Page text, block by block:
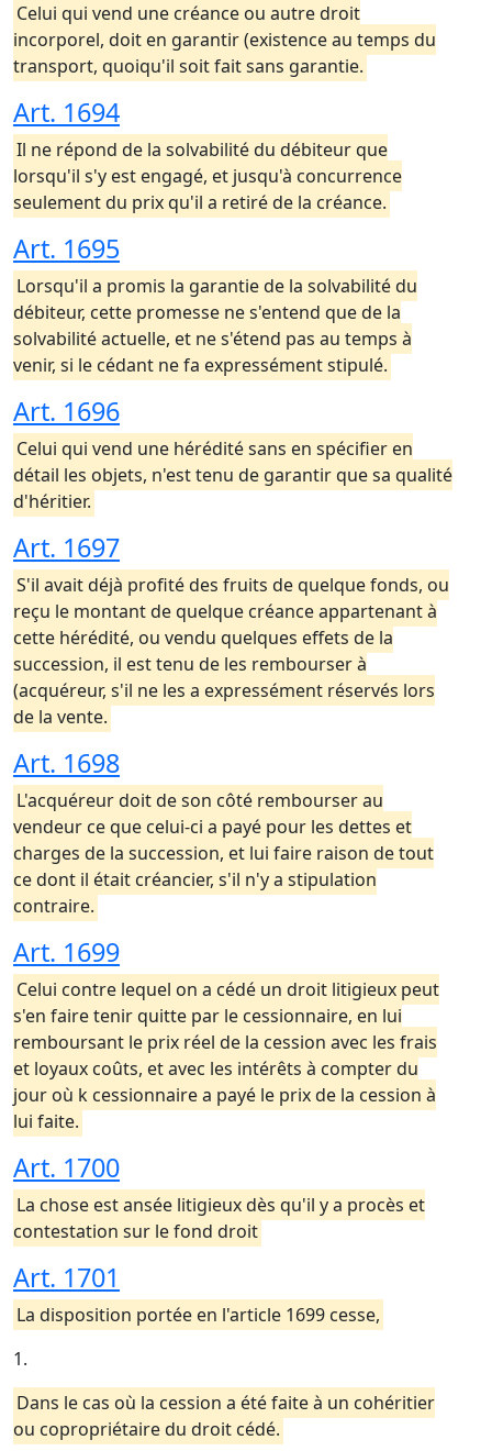
Celui qui vend une créance ou autre droit
incorporel, doit en garantir (existence au temps du
transport, quoiqu'il soit fait sans garantie.
Art. 1694
Il ne répond de la solvabilité du débiteur que
lorsqu'il s'y est engagé, et jusqu'à concurrence
seulement du prix qu'il a retiré de la créance.
Art. 1695
Lorsqu'il a promis la garantie de la solvabilité du
débiteur, cette promesse ne s'entend que de la
solvabilité actuelle, et ne s'étend pas au temps à
venir, si le cédant ne fa expressément stipulé.
Art. 1696
Celui qui vend une hérédité sans en spécifier en
détail les objets, n'est tenu de garantir que sa qualité
d'héritier.
Art. 1697
S'il avait déjà profité des fruits de quelque fonds, ou
reçu le montant de quelque créance appartenant à
cette hérédité, ou vendu quelques effets de la
succession, il est tenu de les rembourser à
(acquéreur, s'il ne les a expressément réservés lors
de la vente.
Art. 1698
L'acquéreur doit de son côté rembourser au
vendeur ce que celui-ci a payé pour les dettes et
charges de la succession, et lui faire raison de tout
ce dont il était créancier, s'il n'y a stipulation
contraire.
Art. 1699
Celui contre lequel on a cédé un droit litigieux peut
s'en faire tenir quitte par le cessionnaire, en lui
remboursant le prix réel de la cession avec les frais
et loyaux coûts, et avec les intérêts à compter du
jour où k cessionnaire a payé le prix de la cession à
lui faite.
Art. 1700
La chose est ansée litigieux dès qu'il y a procès et
contestation sur le fond droit
Art. 1701
La disposition portée en l'article 1699 cesse,
1.
Dans le cas où la cession a été faite à un cohéritier
ou copropriétaire du droit cédé.